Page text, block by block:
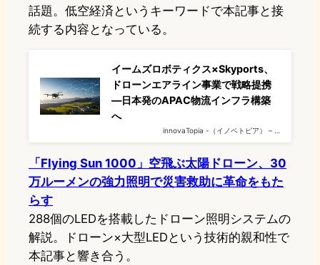
話題。低空経済というキーワードで本記事と接
続する内容となっている。
イームズロボティクス×Skyports、
ドローンエアライン事業で戦略提携
—日本発のAPAC物流インフラ構築
へ
innovaTopia -（イノベトピア） – …
「Flying Sun 1000」空飛ぶ太陽ドローン、30
万ルーメンの強力照明で災害救助に革命をもた
らす
288個のLEDを搭載したドローン照明システムの
解説。ドローン×大型LEDという技術的親和性で
本記事と響き合う。